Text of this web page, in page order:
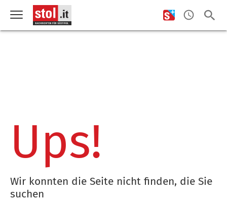
Ups!
Wir konnten die Seite nicht finden, die Sie
suchen